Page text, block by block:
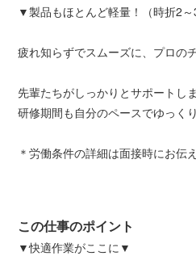
▼製品もほとんど軽量！（時折2～
疲れ知らずでスムーズに、プロの
先輩たちがしっかりとサポートしま
研修期間も自分のペースでゆっく
＊労働条件の詳細は面接時にお伝
この仕事のポイント
▼快適作業がここに▼